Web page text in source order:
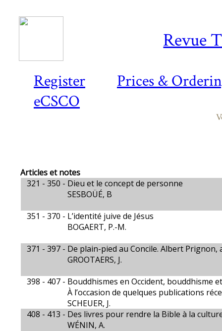
Register
Prices &
eCSCO
Revue
Articles et notes
321 - 350 - Dieu et le concept de personne
SESBOÜÉ, B
351 - 370 - L’identité juive de Jésus
BOGAERT, P.-M.
371 - 397 - De plain-pied au Concile. Albert
GROOTAERS, J.
398 - 407 - Bouddhismes en Occident, bouddhisme
À l’occasion de quelques publications
SCHEUER, J.
408 - 413 - Des livres pour rendre la Bible à la
WÉNIN, A.